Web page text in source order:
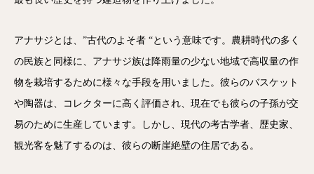
アナサジとは、”古代のよそ者 “という意味です。農耕時代の多く
の民族と同様に、アナサジ族は降雨量の少ない地域で高収量の作
物を栽培するために様々な手段を用いました。彼らのバスケット
や陶器は、コレクターに高く評価され、現在でも彼らの子孫が交
易のために生産しています。しかし、現代の考古学者、歴史家、
観光客を魅了するのは、彼らの断崖絶壁の住居である。